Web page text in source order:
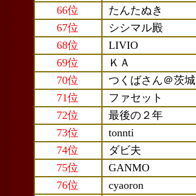
66位
たんたぬき
67位
シシマル殿
68位
LIVIO
69位
ＫＡ
70位
つくばさん＠茨城
71位
ファセット
72位
最後の２年
73位
tonnti
74位
ダビ夫
75位
GANMO
76位
cyaoron